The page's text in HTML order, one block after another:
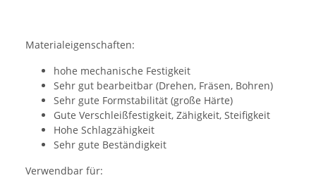
Materialeigenschaften:
hohe mechanische Festigkeit
Sehr gut bearbeitbar (Drehen, Fräsen, Bohren)
Sehr gute Formstabilität (große Härte)
Gute Verschleißfestigkeit, Zähigkeit, Steifigkeit
Hohe Schlagzähigkeit
Sehr gute Beständigkeit
Verwendbar für: